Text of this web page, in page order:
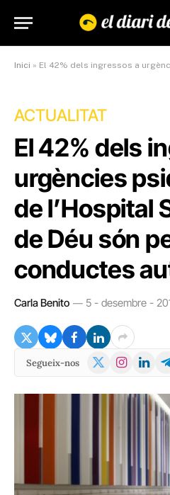
Inici » El 42% dels ingressos a urgències psiquiàtriques de
ACTUALITAT
El 42% dels
urgències
de l’Hospital
de Déu són
conductes
Carla Benito 5 - desembre -
Segueix-nos
X
Instagram